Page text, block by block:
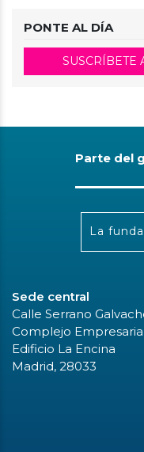
PONTE AL DÍA
SUSCRÍBETE
Parte del
La
Sede central
Calle Serrano
Complejo
Edificio La Encina
Madrid, 28033